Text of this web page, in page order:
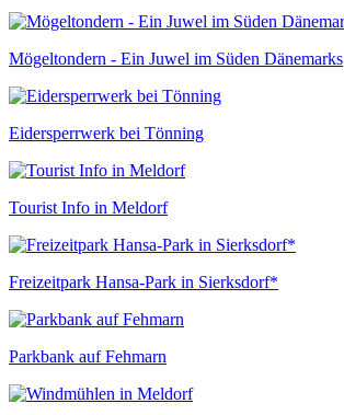
Mögeltondern - Ein Juwel im Süden Dänemarks
Eidersperrwerk bei Tönning
Tourist Info in Meldorf
Freizeitpark Hansa-Park in Sierksdorf*
Parkbank auf Fehmarn